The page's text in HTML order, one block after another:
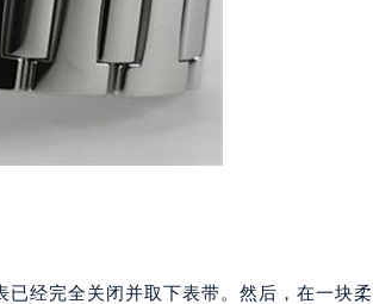
经完全关闭并取下表带。然后，在一块柔